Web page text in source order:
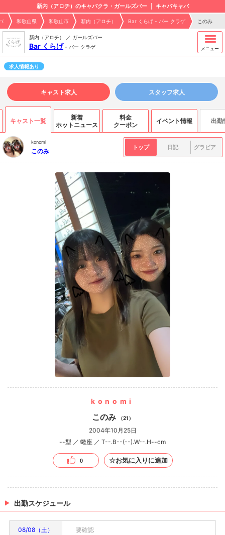
新内（アロチ）のキャバクラ・ガールズバー キャバキャバ
和歌山県 和歌山市 新内（アロチ） Bar くらげ - バー クラゲ このみ
新内（アロチ） ／ ガールズバー
Bar くらげ - バー クラゲ メニュー
求人情報あり
キャスト求人 スタッフ求人
キャスト一覧
新着
ホットニュース
料金
クーポン
イベント情報 出勤
konomi
このみ トップ 日記 グラビア
konomi
このみ （21）
2004年10月25日
--型 ／ 蠍座 ／ T--.B--(--).W--.H--cm
0 ☆お気に入りに追加
出勤スケジュール
08/08（土） 要確認